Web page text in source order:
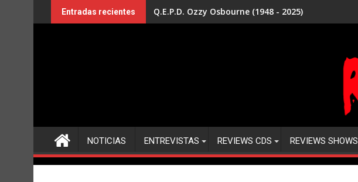
al
Entradas recientes Q.E.P.D. Ozzy Osbourne (1948 - 2025)
NOTICIAS ENTREVISTAS REVIEWS CDS REVIEWS SHOWS